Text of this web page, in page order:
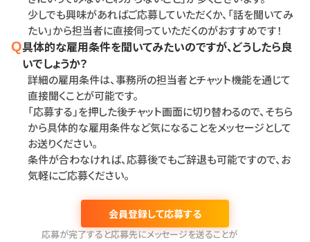
少しでも興味があればご応募していただくか、「話を聞いてみ
たい」から担当者に直接伺っていただくのがおすすめです！
Q具体的な雇用条件を聞いてみたいのですが、どうしたら良
いでしょうか？
詳細の雇用条件は、事務所の担当者とチャット機能を通じて
直接聞くことが可能です。
「応募する」を押した後チャット画面に切り替わるので、そちら
から具体的な雇用条件など気になることをメッセージとして
お送りください。
条件が合わなければ、応募後でもご辞退も可能ですので、お
気軽にご応募ください。
会員登録して応募する
応募が完了すると応募先にメッセージを送ることが